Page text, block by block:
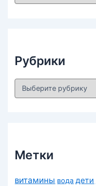
Рубрики
Р
Метки
витамины вода дети